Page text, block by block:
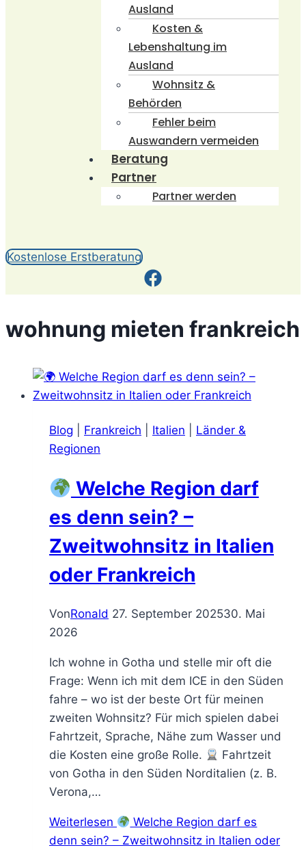
Ausland
Kosten &
Lebenshaltung im
Ausland
Wohnsitz &
Behörden
Fehler beim
Auswandern vermeiden
Beratung
Partner
Partner werden
Kostenlose Erstberatung
wohnung mieten frankreich
Blog Frankreich Italien
Länder &
Regionen
Welche Region darf
es denn sein? –
Zweitwohnsitz in Italien
oder Frankreich
VonRonald 27. September 202530. Mai
2026
Ich wohne in Gotha und stelle mir oft die
Frage: Wenn ich mit dem ICE in den Süden
fahre – wo ist der beste Ort für meinen
zweiten Wohnsitz? Für mich spielen dabei
Fahrtzeit, Sprache, Nähe zum Wasser und
die Kosten eine große Rolle.
Fahrtzeit
von Gotha in den Süden Norditalien (z. B.
Verona,…
Weiterlesen
Welche Region darf es
denn sein? – Zweitwohnsitz in Italien oder